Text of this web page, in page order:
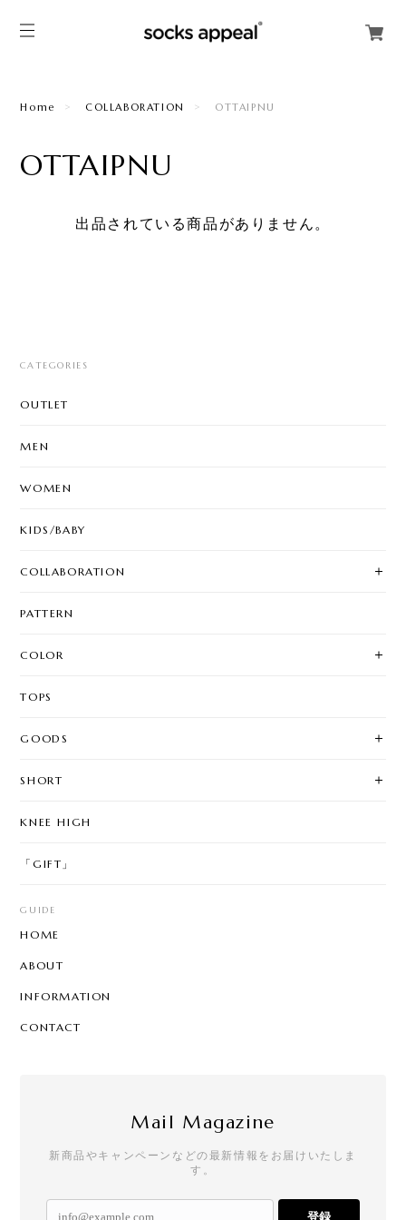
Home COLLABORATION OTTAIPNU
OTTAIPNU
出品されている商品がありません。
CATEGORIES
OUTLET
MEN
WOMEN
KIDS/BABY
COLLABORATION
PATTERN
COLOR
TOPS
GOODS
SHORT
KNEE HIGH
「GIFT」
GUIDE
HOME
ABOUT
INFORMATION
CONTACT
Mail Magazine
新商品やキャンペーンなどの最新情報をお届けいたしま
す。
登録